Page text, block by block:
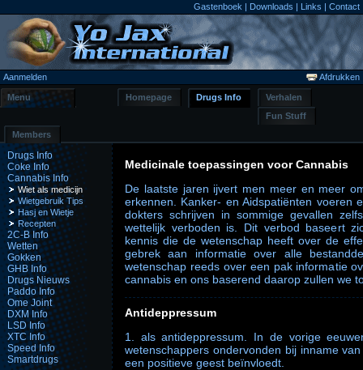
Gastenboek | Downloads | Links | Contact
Aanmelden Afdrukken
Menu Homepage Drugs Info
Verhalen
Fun Stuff
Members
Drugs Info
Coke Info
Cannabis Info
Wiet als medicijn
Wietgebruik Tips
Hasj en Wietje
Recepten
2C-B Info
Wetten
Gokken
GHB Info
Drugs Nieuws
Paddo Info
Ome Joint
DXM Info
LSD Info
XTC Info
Speed Info
Smartdrugs
Medicinale toepassingen voor Cannabis
De laatste jaren ijvert men meer en meer
erkennen. Kanker- en Aidspatiënten voeren
dokters schrijven in sommige gevallen
wettelijk verboden is. Dit verbod baseert
kennis die de wetenschap heeft over de
gebrek aan informatie over alle
wetenschap reeds over een pak informatie
cannabis en ons baserend daarop zullen we
Antideppressum
1. als antideppressum. In de vorige
wetenschappers ondervonden bij inname
een positieve geest beïnvloedt.